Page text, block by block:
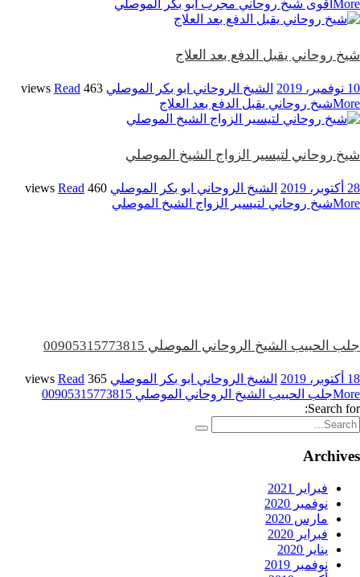
More اقوى شيخ روحاني مجرب ابو بكر الموصلي
شيخ روحاني يقبل الدفع بعد العلاج
10 نوفمبر، 2019 الشيخ الروحاني ابو بكر الموصلي 463 views
Read
Moreشيخ روحاني يقبل الدفع بعد العلاج
شيخ روحاني لتيسير الزواج الشيخ الموصلي
28 أكتوبر، 2019 الشيخ الروحاني ابو بكر الموصلي 460 views
Read
Moreشيخ روحاني لتيسير الزواج الشيخ الموصلي
جلب الحبيب الشيخ الروحاني الموصلي 00905315773815
18 أكتوبر، 2019 الشيخ الروحاني ابو بكر الموصلي 365 views
Read
Moreجلب الحبيب الشيخ الروحاني الموصلي 00905315773815
Search for:
Archives
فبراير 2021
نوفمبر 2020
مارس 2020
فبراير 2020
يناير 2020
نوفمبر 2019